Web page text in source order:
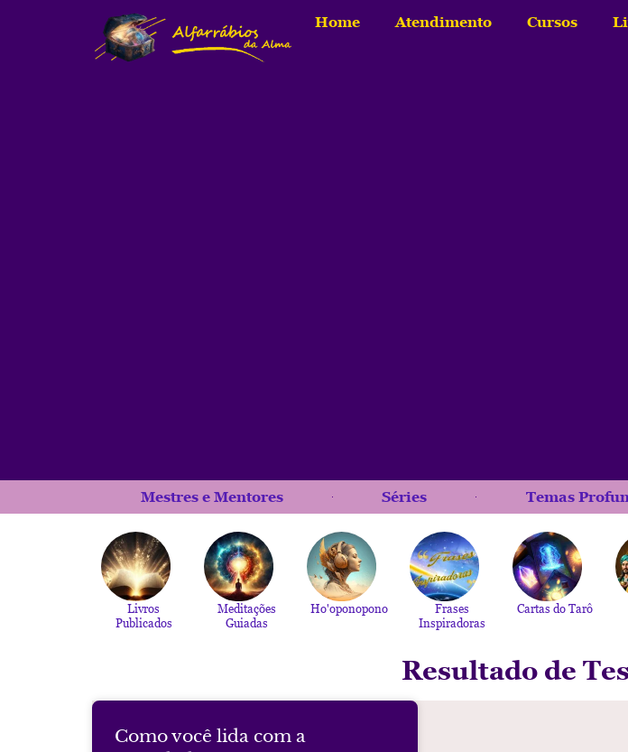
Home Atendimento Cursos
Mestres e Mentores Séries Temas
Livros
Publicados
Meditações
Guiadas
Ho'oponopono
Frases
Inspiradoras
Cartas do Tarô
Resultado de
Como você lida com a